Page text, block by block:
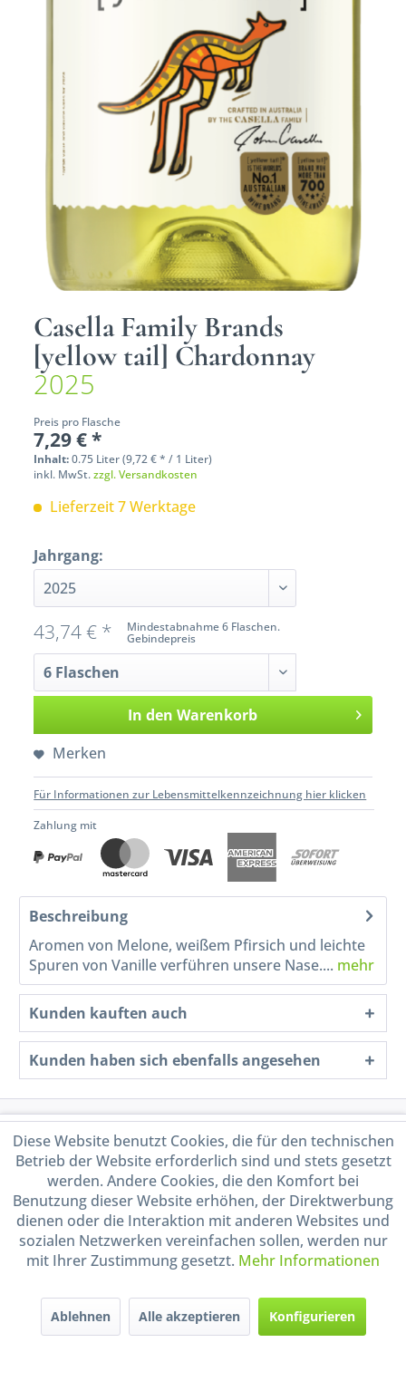
Casella Family Brands
[yellow tail] Chardonnay
2025
Preis pro Flasche
7,29 € *
Inhalt:0.75 Liter (9,72 € * / 1 Liter)
inkl. MwSt.zzgl. Versandkosten
Lieferzeit 7 Werktage
Jahrgang:
Mindestabnahme 6 Flaschen.
Gebindepreis
43,74 € *
In den Warenkorb
Merken
Für Informationen zur Lebensmittelkennzeichnung hier klicken
Zahlung mit
Beschreibung
Aromen von Melone, weißem Pfirsich und leichte
Spuren von Vanille verführen unsere Nase.... mehr
Kunden kauften auch
Kunden haben sich ebenfalls angesehen
Service Hotline
Shop Service
Informationen
Handel mit BIO-Weinen
durch DE-ÖKO-009
Diese Website benutzt Cookies, die für den technischen
Betrieb der Website erforderlich sind und stets gesetzt
werden. Andere Cookies, die den Komfort bei
Benutzung dieser Website erhöhen, der Direktwerbung
dienen oder die Interaktion mit anderen Websites und
sozialen Netzwerken vereinfachen sollen, werden nur
mit Ihrer Zustimmung gesetzt. Mehr Informationen
Ablehnen Alle akzeptieren Konfigurieren